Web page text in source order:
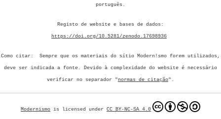
português.
Registo de website e bases de dados:
https://doi.org/10.5281/zenodo.17698936
Como citar: Sempre que os materiais do sítio Modern!smo forem utilizados,
deve ser indicada a fonte. Devido à complexidade do website é necessário
verificar no separador "normas de citação".
Modernismo is licensed under CC BY-NC-SA 4.0